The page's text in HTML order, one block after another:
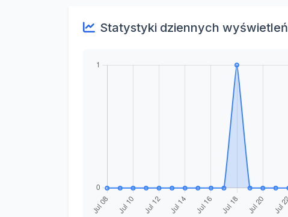
Statystyki dziennych wyświetleń